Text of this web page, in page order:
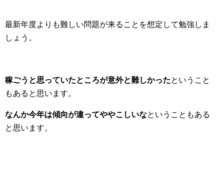
最新年度よりも難しい問題が来ることを想定して勉強しま
しょう。
稼ごうと思っていたところが意外と難しかったということ
もあると思います。
なんか今年は傾向が違ってややこしいなということもある
と思います。